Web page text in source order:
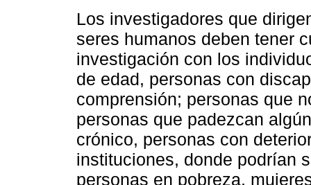
Los investigadores que
seres humanos deben tener
investigación con los
de edad, personas con
comprensión; personas que
personas que padezcan
crónico, personas con
instituciones, donde podrían
personas en pobreza,